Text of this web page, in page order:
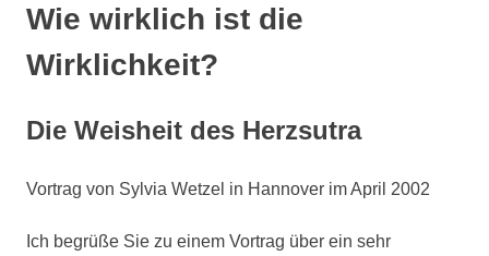
Wie wirklich ist die
Wirklichkeit?
Die Weisheit des Herzsutra
Vortrag von Sylvia Wetzel in Hannover im April 2002
Ich begrüße Sie zu einem Vortrag über ein sehr